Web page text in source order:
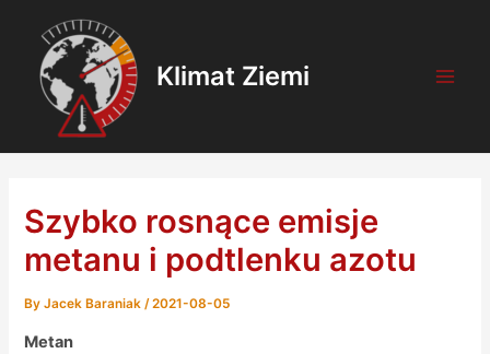
content
Klimat Ziemi
Szybko rosnące emisje
metanu i podtlenku azotu
ByJacek Baraniak/2021-08-05
Metan
navigation